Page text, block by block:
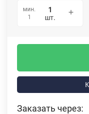
мин.
1
шт.
Заказать через: